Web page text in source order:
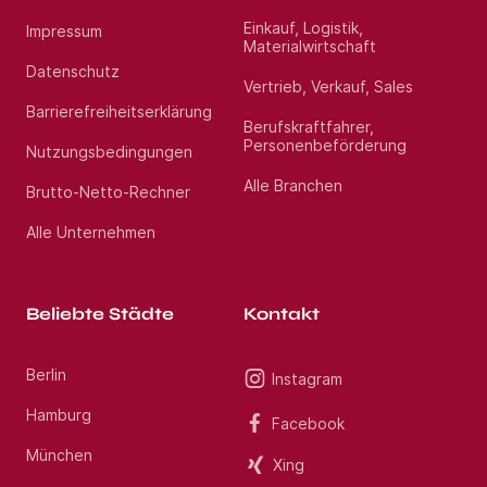
Impressum
Datenschutz
Barrierefreiheitserklärung
Nutzungsbedingungen
Brutto-Netto-Rechner
Alle Unternehmen
Einkauf, Logistik,
Materialwirtschaft
Vertrieb, Verkauf, Sales
Berufskraftfahrer,
Personenbeförderung
Alle Branchen
Beliebte Städte
Berlin
Hamburg
München
Kontakt
Instagram
Facebook
Xing